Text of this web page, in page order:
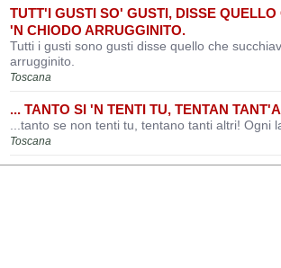
TUTT'I GUSTI SO' GUSTI, DISSE QUELLO
'N CHIODO ARRUGGINITO.
Tutti i gusti sono gusti disse quello che
arrugginito.
Toscana
... TANTO SI 'N TENTI TU, TENTAN
...tanto se non tenti tu, tentano tanti altri! Ogni
Toscana